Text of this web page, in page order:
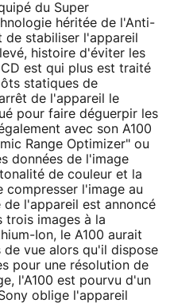
du Super
héritée de l'Anti-
de stabiliser l'appareil
histoire d'éviter les
est qui plus est traité
statiques de
de l'appareil le
pour faire déguerpir les
avec son A100
Range Optimizer" ou
données de l'image
de couleur et la
compresser l'image au
l'appareil est annoncé
trois images à la
Ion, le A100 aurait
de vue alors qu'il dispose
pour une résolution de
l'A100 est pourvu d'un
oblige l'appareil